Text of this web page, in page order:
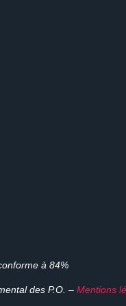
à 84%
des P.O. – Mentions